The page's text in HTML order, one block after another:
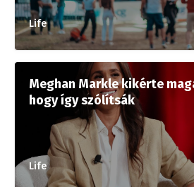
Life
Meghan Markle kikérte
hogy így szólítsák
Life